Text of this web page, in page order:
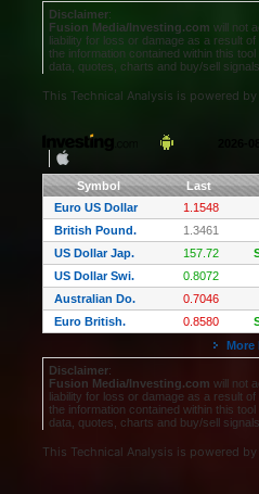
This Technical Analysis is powered by
This Technical Analysis is powered by